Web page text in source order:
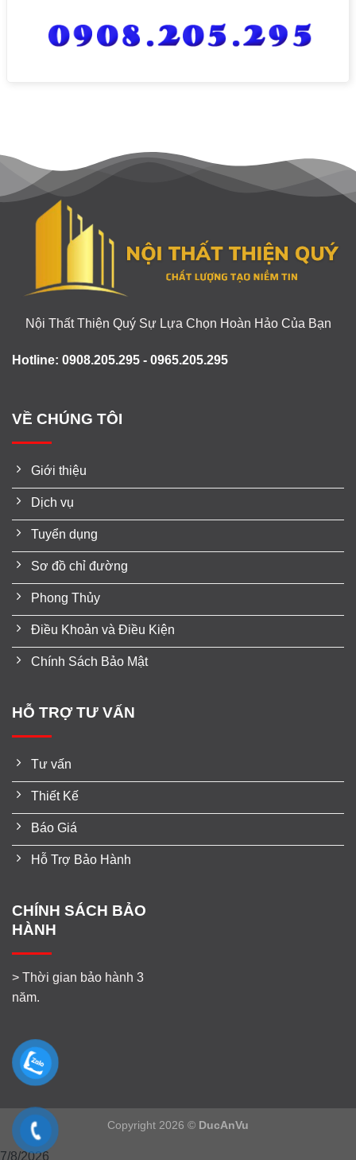
Nội Thất Thiện Quý Sự Lựa Chọn Hoàn Hảo Của Bạn
Hotline: 0908.205.295 - 0965.205.295
VỀ CHÚNG TÔI
Giới thiệu
Dịch vụ
Tuyển dụng
Sơ đồ chỉ đường
Phong Thủy
Điều Khoản và Điều Kiện
Chính Sách Bảo Mật
HỖ TRỢ TƯ VẤN
Tư vấn
Thiết Kế
Báo Giá
Hỗ Trợ Bảo Hành
CHÍNH SÁCH BẢO
HÀNH
> Thời gian bảo hành 3
năm.
Copyright 2026 © DucAnVu
7/8/2026